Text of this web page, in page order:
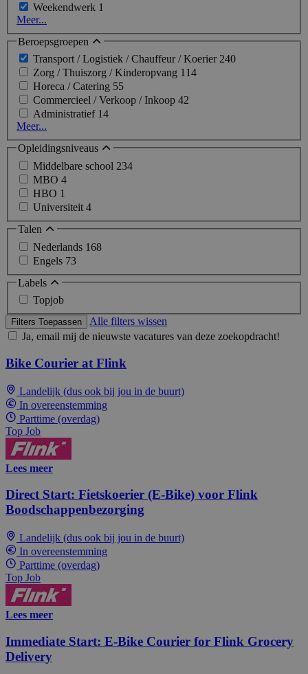
Weekendwerk 1
Meer...
Beroepsgroepen
Transport / Logistiek / Chauffeur / Koerier240
Zorg / Thuiszorg / Kinderopvang 114
Horeca / Catering 55
Commercieel / Verkoop / Inkoop 42
Administratief 14
Meer...
Opleidingsniveaus
Middelbare school 234
MBO 4
HBO 1
Universiteit 4
Talen
Nederlands 168
Engels 73
Labels
Topjob
Filters Toepassen
Alle filters wissen
Ja, email mij de nieuwste vacatures van deze zoekopdracht!
Bike Courier at Flink
Landelijk (dus ook bij jou in de buurt)
In overeenstemming
Parttime (overdag)
Top Job
Lees meer
Direct Start: Fietskoerier (E-Bike) voor Flink
Boodschappenbezorging
Landelijk (dus ook bij jou in de buurt)
In overeenstemming
Parttime (overdag)
Top Job
Lees meer
Immediate Start: E-Bike Courier for Flink Grocery
Delivery